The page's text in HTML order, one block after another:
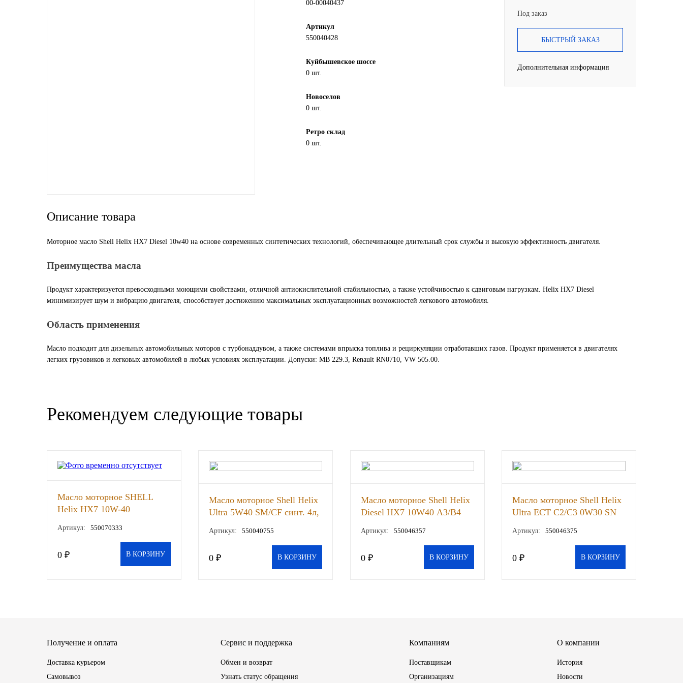
TOTACHI
Valvoline
ГАЗПРОМ
Новоуфимский НПЗ
Оригинальные масла
00-00040437
Артикул
550040428
Куйбышевское шоссе
0 шт.
Новоселов
0 шт.
Ретро склад
0 шт.
Под заказ
БЫСТРЫЙ ЗАКАЗ
Дополнительная информация
Описание товара
Моторное масло Shell Helix HX7 Diesel 10w40 на основе современных синтетических технологий, обеспечивающее длительный срок службы и высокую эффективность двигателя.
Преимущества масла
Продукт характеризуется превосходными моющими свойствами, отличной антиокислительной стабильностью, а также устойчивостью к сдвиговым нагрузкам. Helix HX7 Diesel
минимизирует шум и вибрацию двигателя, способствует достижению максимальных эксплуатационных возможностей легкового автомобиля.
Область применения
Масло подходит для дизельных автомобильных моторов с турбонаддувом, а также системами впрыска топлива и рециркуляции отработавших газов. Продукт применяется в двигателях
легких грузовиков и легковых автомобилей в любых условиях эксплуатации. Допуски: MB 229.3, Renault RN0710, VW 505.00.
Рекомендуем следующие товары
Масло моторное SHELL
Helix HX7 10W-40
EURO, шт
Артикул: 550070333
0 ₽ В КОРЗИНУ
Масло моторное Shell Helix
Ultra 5W40 SМ/CF синт. 4л,
Артикул: 550040755
0 ₽ В КОРЗИНУ
Масло моторное Shell Helix
Diesel HX7 10W40 А3/В4
Артикул: 550046357
0 ₽ В КОРЗИНУ
Масло моторное Shell Helix
Ultra ECT С2/C3 0W30 SN
Артикул: 550046375
0 ₽ В КОРЗИНУ
Получение и оплата
Доставка курьером
Самовывоз
Сервис и поддержка
Обмен и возврат
Узнать статус обращения
Компаниям
Поставщикам
Организациям
О компании
История
Новости